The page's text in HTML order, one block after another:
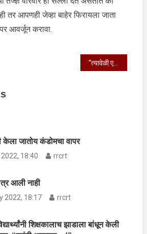
तर आपणही जेव्हा बाहेर फिरायला जाता
आवर्जून करावा.
“त्यावेळी एकनाथ शिंदेंनी इतकी चांगली वकिली केली की फडणवीस…”; सभागृहातच जयंत पाटलांचा मुख्यमंत्र्यांना टोला
जातोय कंडोमचा वापर
18:40 rrcrt
आली नाही
2022, 18:17 rrcrt
शिक्षकालाच झाडाला बांधून केली